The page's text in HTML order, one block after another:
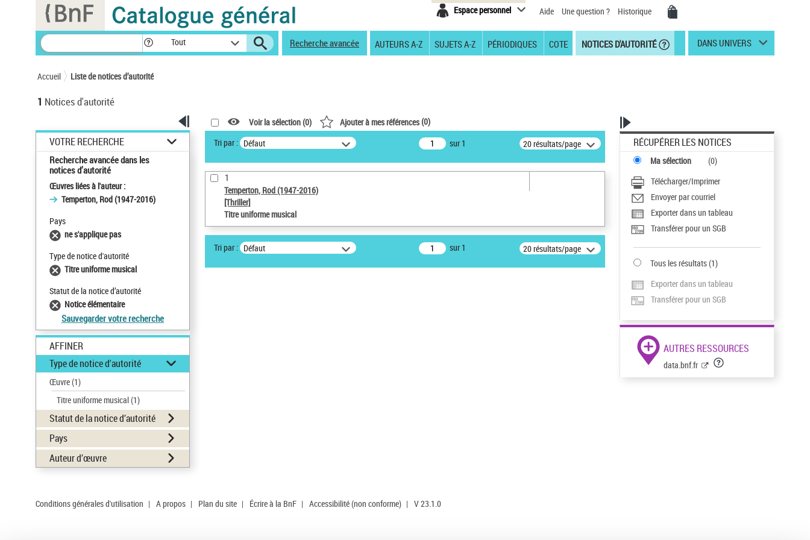
Espace personnel Aide Une question ? Historique
Tout Recherche avancée AUTEURS A-Z SUJETS A-Z PÉRIODIQUES COTE NOTICES D'AUTORITÉ DANS UNIVERS
Accueil Liste de notices d’autorité
1 Notices d'autorité
VOTRE RECHERCHE
Recherche avancée dans les
notices d’autorité
Œuvres liées à l'auteur :
Temperton, Rod (1947-2016)
Pays
ne s'applique pas
Type de notice d'autorité
Titre uniforme musical
Statut de la notice d’autorité
Notice élémentaire
Sauvegarder votre recherche
AFFINER
Type de notice d'autorité
Œuvre(1)
Titre uniforme musical(1)
Statut de la notice d’autorité
Pays
Auteur d’œuvre
Voir la sélection (0) Ajouter à mes références(0)
Tri par : Défaut sur 1 20 résultats/page
1
Temperton, Rod (1947-2016)
[Thriller]
Titre uniforme musical
Tri par : Défaut sur 1 20 résultats/page
RÉCUPÉRER LES NOTICES
Ma sélection (0)
Télécharger/Imprimer
Envoyer par courriel
Exporter dans un tableau
Transférer pour un SGB
Tous les résultats(1)
Exporter dans un tableau
Transférer pour un SGB
AUTRES RESSOURCES
data.bnf.fr
Conditions générales d'utilisation | A propos | Plan du site | Écrire à la BnF | Accessibilité (non conforme) | V 23.1.0
Panneau de gestion des cookies